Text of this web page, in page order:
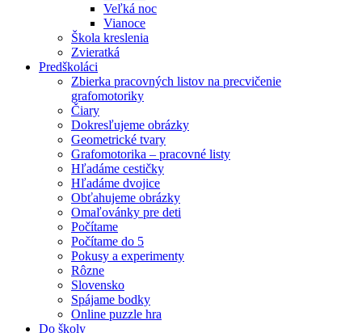
Veľká noc
Vianoce
Škola kreslenia
Zvieratká
Predškoláci
Zbierka pracovných listov na precvičenie
grafomotoriky
Čiary
Dokresľujeme obrázky
Geometrické tvary
Grafomotorika – pracovné listy
Hľadáme cestičky
Hľadáme dvojice
Obťahujeme obrázky
Omaľovánky pre deti
Počítame
Počítame do 5
Pokusy a experimenty
Rôzne
Slovensko
Spájame bodky
Online puzzle hra
Do školy